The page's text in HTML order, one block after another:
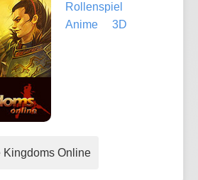
Rollenspiel
Anime
3D
Kingdoms Online